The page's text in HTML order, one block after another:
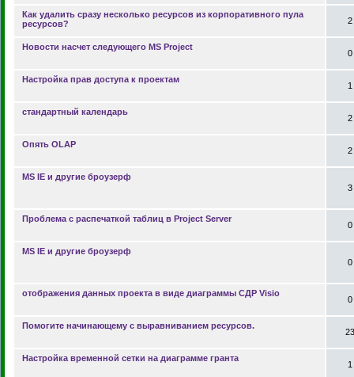
Как удалить сразу несколько ресурсов из корпоративного пула
ресурсов?
2
Новости насчет следующего MS Project
0
Настройка прав доступа к проектам
1
стандартный календарь
2
Опять OLAP
2
MS IE и другие броузерф
3
Проблема с распечаткой таблиц в Project Server
0
MS IE и другие броузерф
0
отображения данных проекта в виде диаграммы СДР Visio
0
Помогите начинающему с выравниванием ресурсов.
23
Настройка временной сетки на диаграмме гранта
1